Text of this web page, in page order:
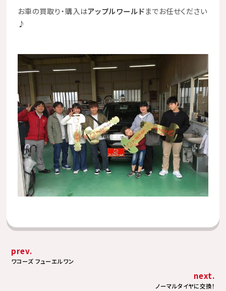
お車の買取り・購入はアップルワールドまでお任せください
♪
prev.
ワコーズ フューエルワン
next.
ノーマルタイヤに交換！